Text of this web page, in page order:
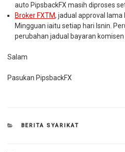
auto PipsbackFX masih diproses
Broker FXTM, jadual approval
Mingguan iaitu setiap hari Isnin.
perubahan jadual bayaran komisen
Salam
Pasukan PipsbackFX
KATEGORI
BERITA SYARIKAT